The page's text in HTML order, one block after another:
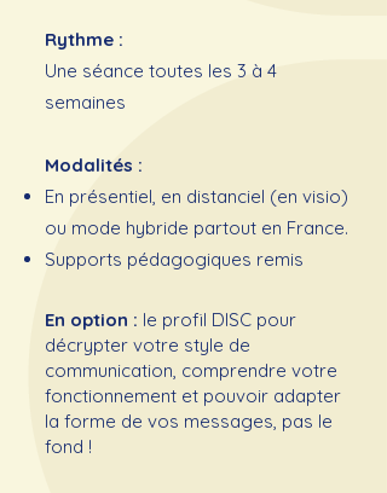
Rythme :
Une séance toutes les 3 à 4
semaines
Modalités :
En présentiel, en distanciel (en visio)
ou mode hybride partout en France.
Supports pédagogiques remis
En option : le profil DISC pour
décrypter votre style de
communication, comprendre votre
fonctionnement et pouvoir adapter
la forme de vos messages, pas le
fond !